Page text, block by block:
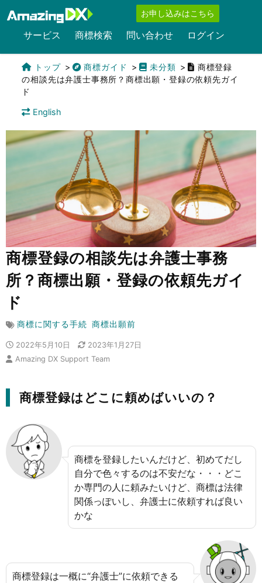
お申し込みはこちら
サービス 商標検索 問い合わせ ログイン
トップ 商標ガイド 未分類
商標登録
の相談先は弁護士事務所？商標出願・登録の依頼先ガイ
ド
English
商標登録の相談先は弁護士事務
所？商標出願・登録の依頼先ガイ
ド
商標に関する手続 商標出願前
2022年5月10日
2023年1月27日
Amazing DX Support Team
商標登録はどこに頼めばいいの？
商標を登録したいんだけど、初めてだし
自分で色々するのは不安だな・・・どこ
か専門の人に頼みたいけど、商標は法律
関係っぽいし、弁護士に依頼すれば良い
かな
商標登録は一概に“弁護士”に依頼できる